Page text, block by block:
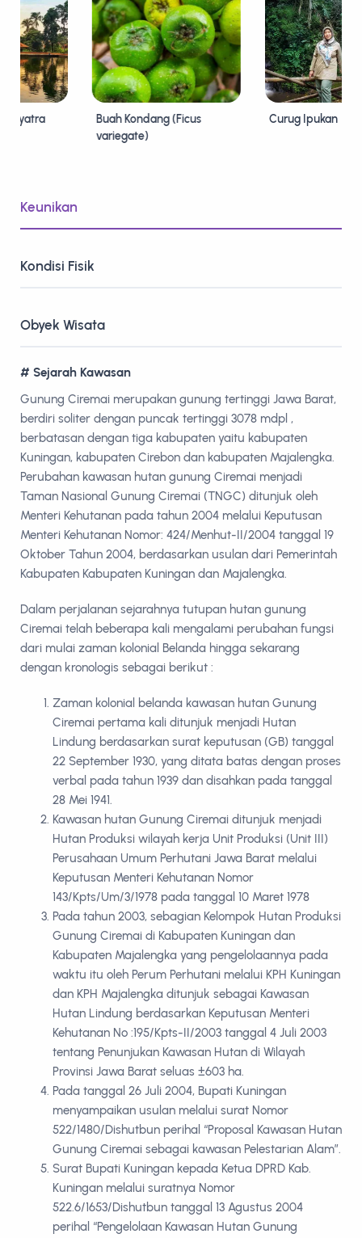
Buah Kondang (Ficus
variegate)
Curug Ipukan
Keunikan
Kondisi Fisik
Obyek Wisata
# Sejarah Kawasan
Gunung Ciremai merupakan gunung tertinggi Jawa Barat,
berdiri soliter dengan puncak tertinggi 3078 mdpl ,
berbatasan dengan tiga kabupaten yaitu kabupaten
Kuningan, kabupaten Cirebon dan kabupaten Majalengka.
Perubahan kawasan hutan gunung Ciremai menjadi
Taman Nasional Gunung Ciremai (TNGC) ditunjuk oleh
Menteri Kehutanan pada tahun 2004 melalui Keputusan
Menteri Kehutanan Nomor: 424/Menhut-II/2004 tanggal 19
Oktober Tahun 2004, berdasarkan usulan dari Pemerintah
Kabupaten Kabupaten Kuningan dan Majalengka.
Dalam perjalanan sejarahnya tutupan hutan gunung
Ciremai telah beberapa kali mengalami perubahan fungsi
dari mulai zaman kolonial Belanda hingga sekarang
dengan kronologis sebagai berikut :
Zaman kolonial belanda kawasan hutan Gunung
Ciremai pertama kali ditunjuk menjadi Hutan
Lindung berdasarkan surat keputusan (GB) tanggal
22 September 1930, yang ditata batas dengan proses
verbal pada tahun 1939 dan disahkan pada tanggal
28 Mei 1941.
Kawasan hutan Gunung Ciremai ditunjuk menjadi
Hutan Produksi wilayah kerja Unit Produksi (Unit III)
Perusahaan Umum Perhutani Jawa Barat melalui
Keputusan Menteri Kehutanan Nomor
143/Kpts/Um/3/1978 pada tanggal 10 Maret 1978
Pada tahun 2003, sebagian Kelompok Hutan Produksi
Gunung Ciremai di Kabupaten Kuningan dan
Kabupaten Majalengka yang pengelolaannya pada
waktu itu oleh Perum Perhutani melalui KPH Kuningan
dan KPH Majalengka ditunjuk sebagai Kawasan
Hutan Lindung berdasarkan Keputusan Menteri
Kehutanan No :195/Kpts-II/2003 tanggal 4 Juli 2003
tentang Penunjukan Kawasan Hutan di Wilayah
Provinsi Jawa Barat seluas ±603 ha.
Pada tanggal 26 Juli 2004, Bupati Kuningan
menyampaikan usulan melalui surat Nomor
522/1480/Dishutbun perihal “Proposal Kawasan Hutan
Gunung Ciremai sebagai kawasan Pelestarian Alam”.
Surat Bupati Kuningan kepada Ketua DPRD Kab.
Kuningan melalui suratnya Nomor
522.6/1653/Dishutbun tanggal 13 Agustus 2004
perihal “Pengelolaan Kawasan Hutan Gunung